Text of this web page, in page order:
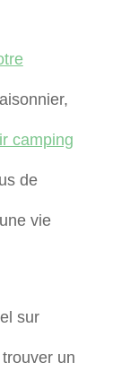
camping
de
vie
sur
un